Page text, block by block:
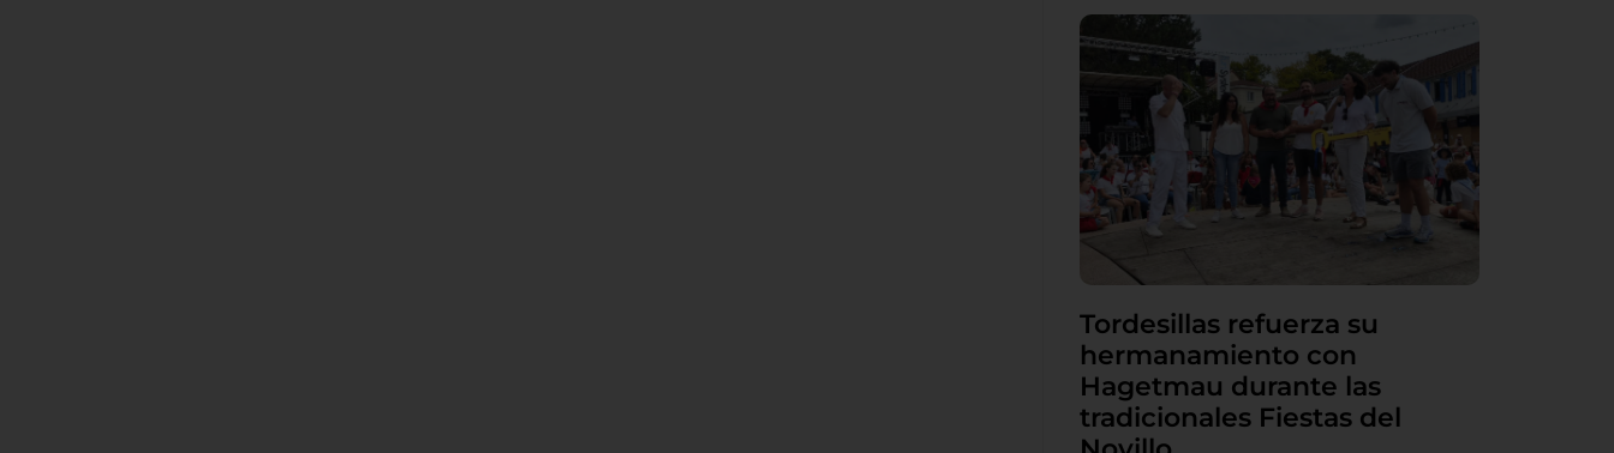
Tordesillas refuerza su
hermanamiento con
Hagetmau durante las
tradicionales Fiestas del